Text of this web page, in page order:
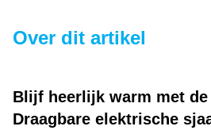
Over dit artikel
Blijf heerlijk warm met de
Draagbare elektrische